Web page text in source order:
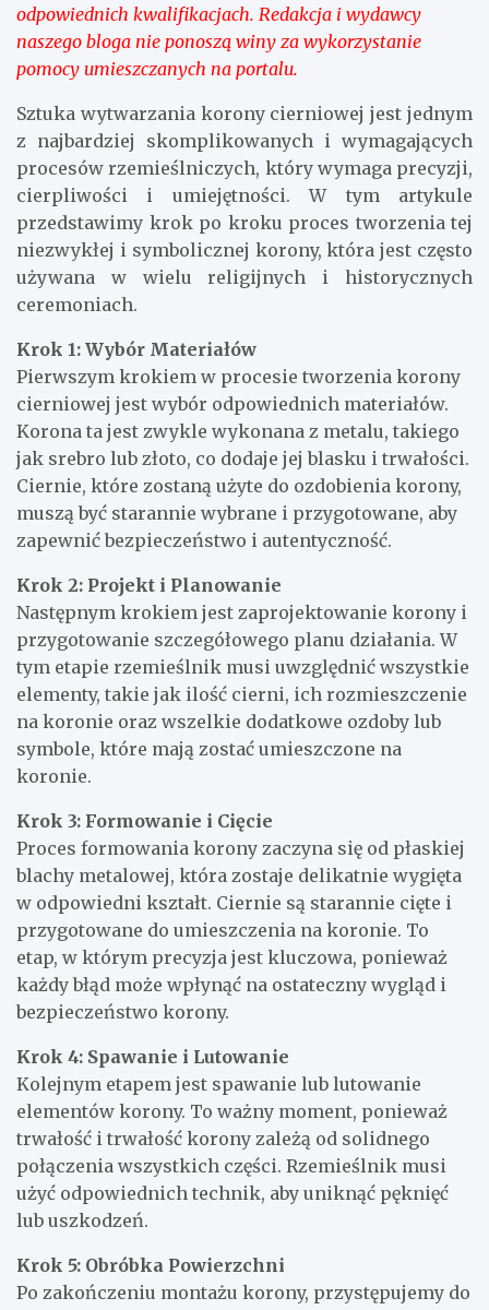
odpowiednich kwalifikacjach. Redakcja i wydawcy
naszego bloga nie ponoszą winy za wykorzystanie
pomocy umieszczanych na portalu.
Sztuka wytwarzania korony cierniowej jest jednym
z najbardziej skomplikowanych i wymagających
procesów rzemieślniczych, który wymaga precyzji,
cierpliwości i umiejętności. W tym artykule
przedstawimy krok po kroku proces tworzenia tej
niezwykłej i symbolicznej korony, która jest często
używana w wielu religijnych i historycznych
ceremoniach.
Krok 1: Wybór Materiałów
Pierwszym krokiem w procesie tworzenia korony
cierniowej jest wybór odpowiednich materiałów.
Korona ta jest zwykle wykonana z metalu, takiego
jak srebro lub złoto, co dodaje jej blasku i trwałości.
Ciernie, które zostaną użyte do ozdobienia korony,
muszą być starannie wybrane i przygotowane, aby
zapewnić bezpieczeństwo i autentyczność.
Krok 2: Projekt i Planowanie
Następnym krokiem jest zaprojektowanie korony i
przygotowanie szczegółowego planu działania. W
tym etapie rzemieślnik musi uwzględnić wszystkie
elementy, takie jak ilość cierni, ich rozmieszczenie
na koronie oraz wszelkie dodatkowe ozdoby lub
symbole, które mają zostać umieszczone na
koronie.
Krok 3: Formowanie i Cięcie
Proces formowania korony zaczyna się od płaskiej
blachy metalowej, która zostaje delikatnie wygięta
w odpowiedni kształt. Ciernie są starannie cięte i
przygotowane do umieszczenia na koronie. To
etap, w którym precyzja jest kluczowa, ponieważ
każdy błąd może wpłynąć na ostateczny wygląd i
bezpieczeństwo korony.
Krok 4: Spawanie i Lutowanie
Kolejnym etapem jest spawanie lub lutowanie
elementów korony. To ważny moment, ponieważ
trwałość i trwałość korony zależą od solidnego
połączenia wszystkich części. Rzemieślnik musi
użyć odpowiednich technik, aby uniknąć pęknięć
lub uszkodzeń.
Krok 5: Obróbka Powierzchni
Po zakończeniu montażu korony, przystępujemy do